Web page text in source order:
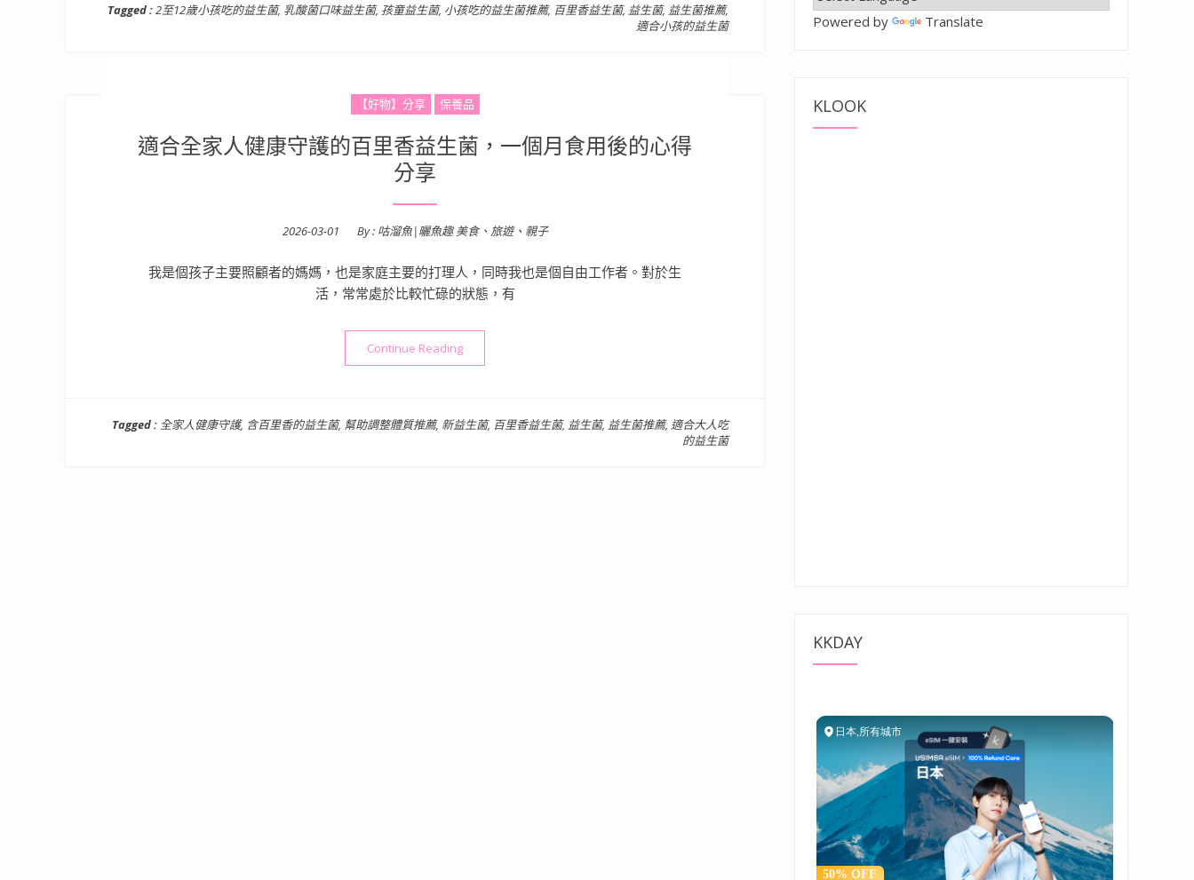
Tagged :2至12歲小孩吃的益生菌, 乳酸菌口味益生菌, 孩童益生菌, 小孩吃的益生菌推薦, 百里香益生菌, 益生菌, 益生菌推薦,
適合小孩的益生菌
【好物】分享 保養品
適合全家人健康守護的百里香益生菌，一個月食用後的心得
分享
Posted
2026-03-01 By : 咕溜魚|曬魚趣 美食、旅遊、親子
我是個孩子主要照顧者的媽媽，也是家庭主要的打理人，同時我也是個自由工作者。對於生
活，常常處於比較忙碌的狀態，有
Continue Reading“適合全家人健康守護的百里香益生菌，一個月食用後的心得分享”
Tagged : 全家人健康守護, 含百里香的益生菌, 幫助調整體質推薦, 新益生菌, 百里香益生菌, 益生菌, 益生菌推薦, 適合大人吃
的益生菌
Powered by Translate
KLOOK
KKDAY